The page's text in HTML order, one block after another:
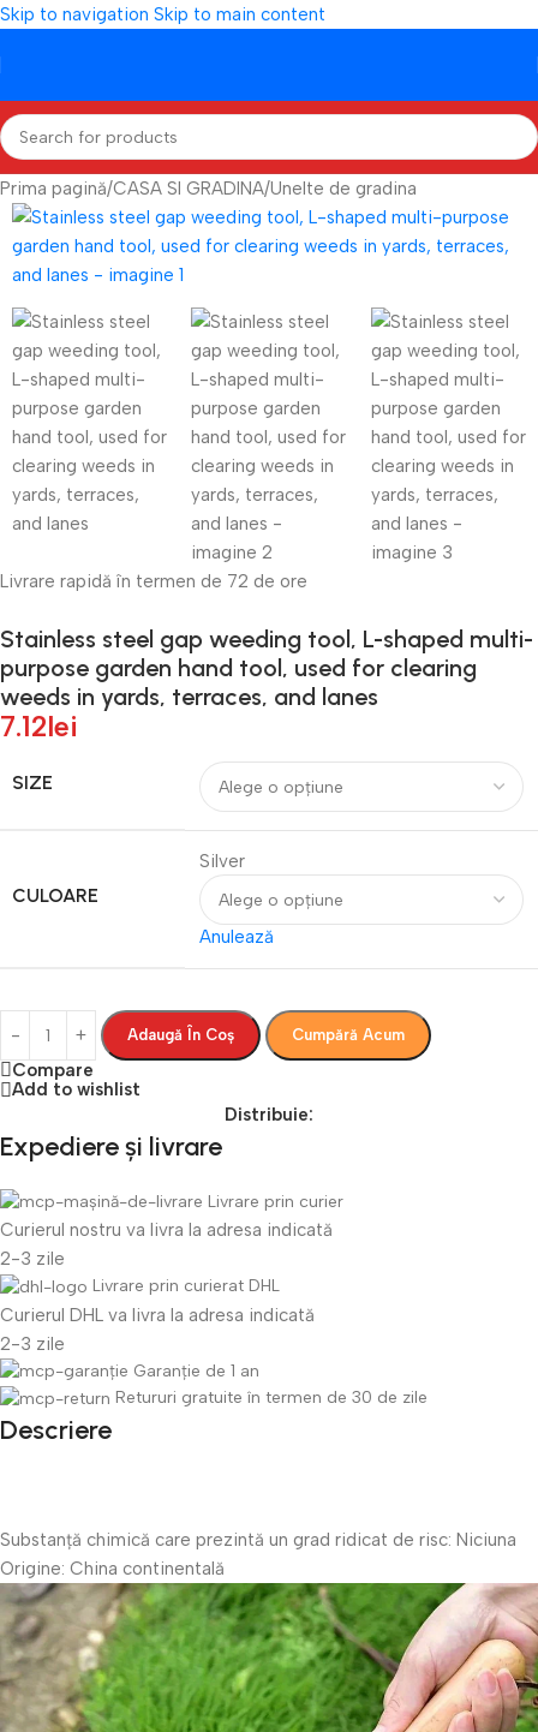
Skip to navigation Skip to main content
Prima pagină/CASA SI GRADINA/Unelte de gradina
Livrare rapidă în termen de 72 de ore
Stainless steel gap weeding tool, L-shaped multi-
purpose garden hand tool, used for clearing
weeds in yards, terraces, and lanes
7.12lei
SIZE
CULOARE
Silver
Anulează
Adaugă În Coș Cumpără Acum
Compare
Add to wishlist
Distribuie:
Expediere și livrare
Livrare prin curier
Curierul nostru va livra la adresa indicată
2-3 zile
Livrare prin curierat DHL
Curierul DHL va livra la adresa indicată
2-3 zile
Garanție de 1 an
Retururi gratuite în termen de 30 de zile
Descriere
Substanță chimică care prezintă un grad ridicat de risc: Niciuna
Origine: China continentală